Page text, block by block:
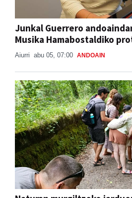
Junkal Guerrero
Musika Hamabostaldiko
Aiurri abu 05, 07:00 ANDOAIN